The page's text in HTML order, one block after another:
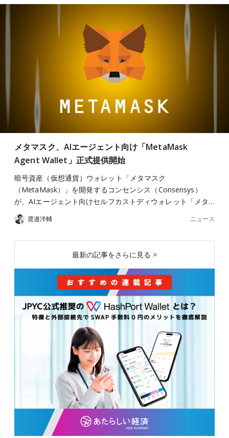
メタマスク、AIエージェント向け「MetaMask
Agent Wallet」正式提供開始
暗号資産（仮想通貨）ウォレット「メタマスク
（MetaMask）」を開発するコンセンシス（Consensys）
が、AIエージェント向けセルフカストディウォレット「メタ…
渡邉洋輔 ニュース
最新の記事をさらに見る >